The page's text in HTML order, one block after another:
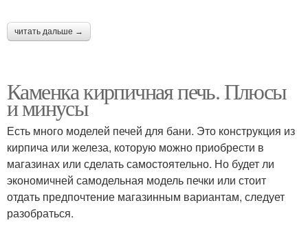
читать дальше →
Каменка кирпичная печь. Плюсы
и минусы
Есть много моделей печей для бани. Это конструкция из
кирпича или железа, которую можно приобрести в
магазинах или сделать самостоятельно. Но будет ли
экономичней самодельная модель печки или стоит
отдать предпочтение магазинным вариантам, следует
разобраться.